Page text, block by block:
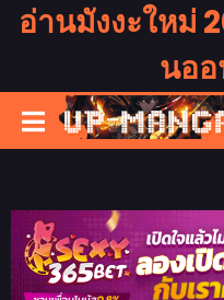
อ่านมังงะใหม่
นอ